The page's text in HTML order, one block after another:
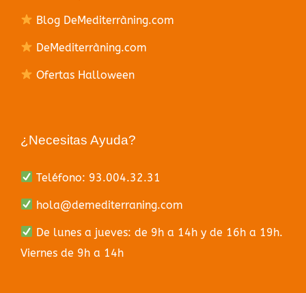
Blog DeMediterràning.com
DeMediterràning.com
Ofertas Halloween
¿Necesitas Ayuda?
Teléfono: 93.004.32.31
hola@demediterraning.com
De lunes a jueves: de 9h a 14h y de 16h a 19h.
Viernes de 9h a 14h